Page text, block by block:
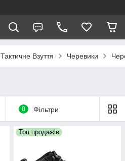
Тактичне Взуття Черевики
0 Фільтри
Топ продажів